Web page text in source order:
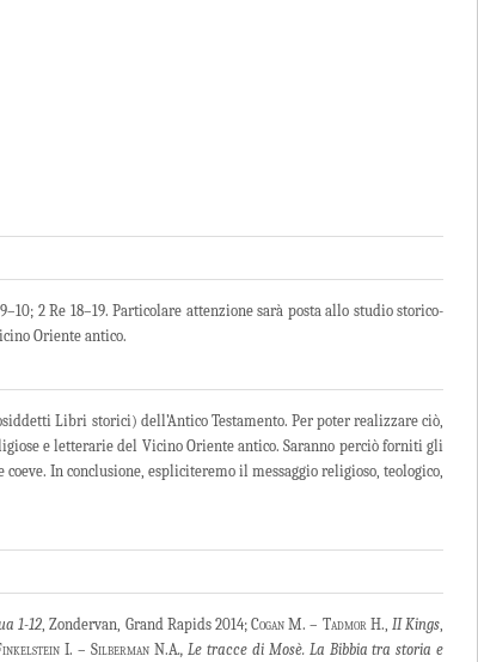
2 Re 18–19. Particolare attenzione sarà posta allo studio storico-
Oriente antico.
Libri storici) dell’Antico Testamento. Per poter realizzare ciò,
e letterarie del Vicino Oriente antico. Saranno perciò forniti gli
In conclusione, espliciteremo il messaggio religioso, teologico,
1-12, Zondervan, Grand Rapids 2014; Cogan M. – Tadmor H., II Kings,
I. – SilbermanN.A., Le tracce di Mosè. La Bibbia tra storia e